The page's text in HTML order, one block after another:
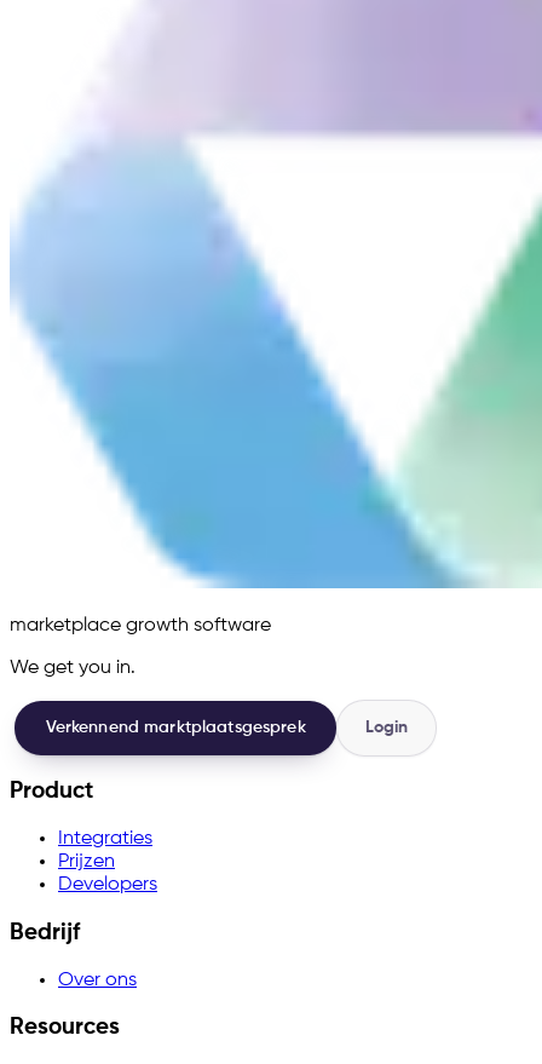
marketplace growth software
We get you in.
Verkennend marktplaatsgesprek Login
Product
Integraties
Prijzen
Developers
Bedrijf
Over ons
Resources